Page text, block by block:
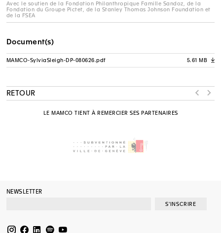
Avec le soutien de la Fondation Philanthropique Famille Sandoz, de la
Fondation du Groupe Pictet, de la Stanley Thomas Johnson Foundation et
de la FSEA
Document(s)
MAMCO-SylviaSleigh-DP-080626.pdf A
5.61 MB
RETOUR
LE MAMCO TIENT À REMERCIER SES PARTENAIRES
NEWSLETTER
S'INSCRIRE